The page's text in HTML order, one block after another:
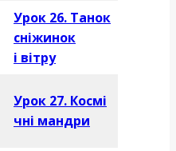
Урок 26. Танок
сніжинок
і вітру
Урок 27. Космі
чні мандри